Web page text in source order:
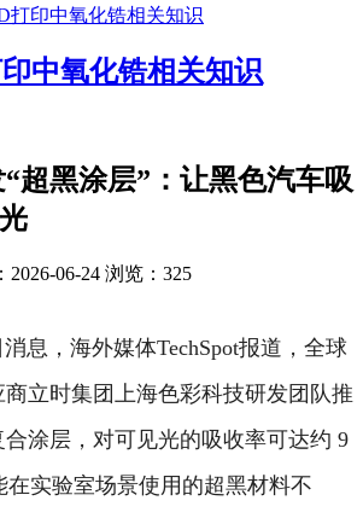
中氧化锆相关知识
超黑涂层”：让黑色汽车吸
2026-06-24 浏览：325
息，海外媒体TechSpot报道，全球
立时集团上海色彩科技研发团队推
涂层，对可见光的吸收率可达约 9
在实验室场景使用的超黑材料不